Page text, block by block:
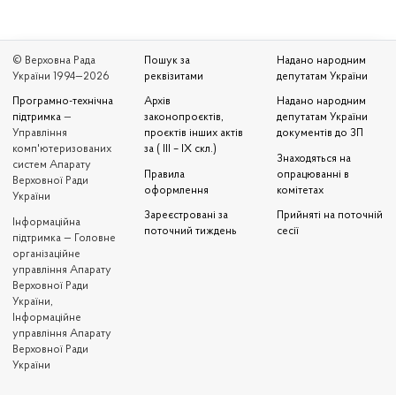
© Верховна Рада
України 1994—2026
Програмно-технічна
підтримка —
Управління
комп'ютеризованих
систем Апарату
Верховної Ради
України
Iнформаційна
підтримка — Головне
організаційне
управління Апарату
Верховної Ради
України,
Інформаційне
управління Апарату
Верховної Ради
України
Пошук за
реквізитами
Архів
законопроєктів,
проєктів інших актів
за ( III – IX скл.)
Правила
оформлення
Зареєстровані за
поточний тиждень
Надано народним
депутатам України
Надано народним
депутатам України
документів до ЗП
Знаходяться на
опрацюванні в
комітетах
Прийняті на поточній
сесії